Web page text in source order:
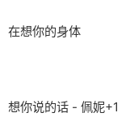
在想你的身体
想你说的话 - 佩妮+1